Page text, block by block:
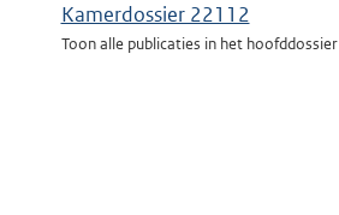
Kamerdossier 22112
Toon alle publicaties in het hoofddossier